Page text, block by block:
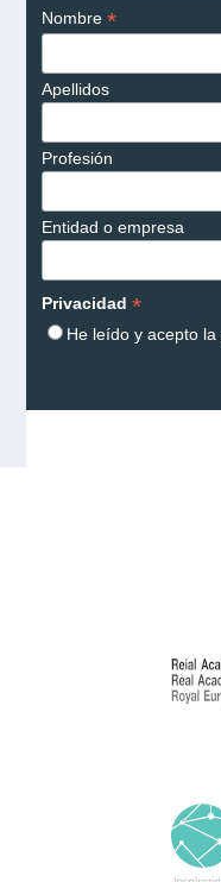
Nombre *
Apellidos
Profesión
Entidad o empresa
Privacidad *
He leído y acepto la